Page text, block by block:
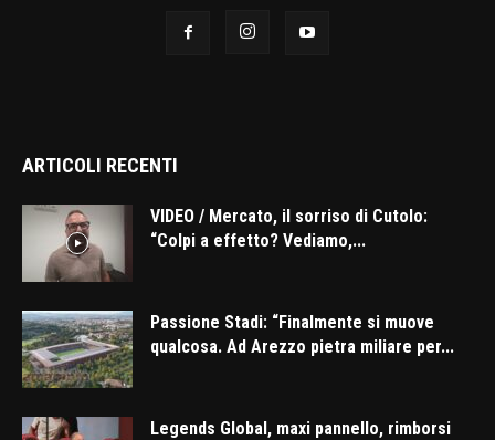
ARTICOLI RECENTI
VIDEO / Mercato, il sorriso di Cutolo:
“Colpi a effetto? Vediamo,...
Passione Stadi: “Finalmente si muove
qualcosa. Ad Arezzo pietra miliare per...
Legends Global, maxi pannello, rimborsi